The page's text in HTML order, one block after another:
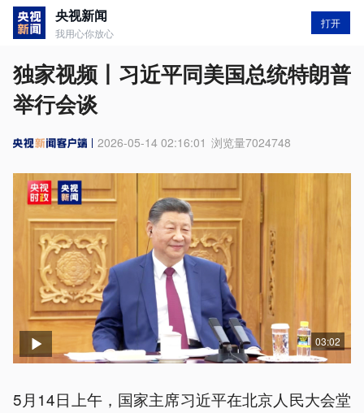
央视新闻
我用心你放心
打开
独家视频丨习近平同美国总统特朗普
举行会谈
2026-05-14 02:16:01 浏览量7024748
03:02
5月14日上午，国家主席习近平在北京人民大会堂